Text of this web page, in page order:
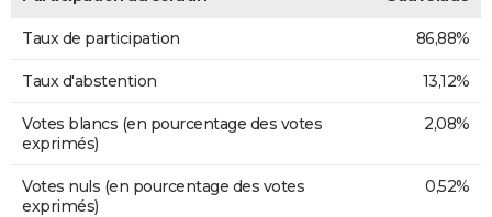
Taux de participation 86,88%
Taux d'abstention 13,12%
Votes blancs (en pourcentage des votes
exprimés)
2,08%
Votes nuls (en pourcentage des votes
exprimés)
0,52%